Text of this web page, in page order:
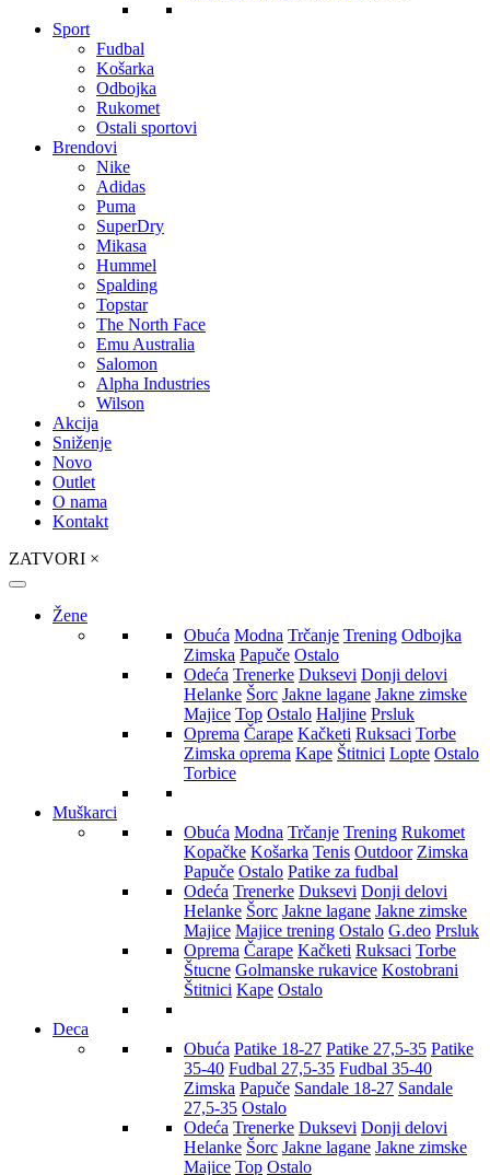
Sport
Fudbal
Košarka
Odbojka
Rukomet
Ostali sportovi
Brendovi
Nike
Adidas
Puma
SuperDry
Mikasa
Hummel
Spalding
Topstar
The North Face
Emu Australia
Salomon
Alpha Industries
Wilson
Akcija
Sniženje
Novo
Outlet
O nama
Kontakt
ZATVORI ×
Žene
Obuća Modna Trčanje Trening Odbojka
Zimska Papuče Ostalo
Odeća Trenerke Duksevi Donji delovi
Helanke Šorc Jakne lagane Jakne zimske
Majice Top Ostalo Haljine Prsluk
Oprema Čarape Kačketi Ruksaci Torbe
Zimska oprema Kape Štitnici Lopte Ostalo
Torbice
Muškarci
Obuća Modna Trčanje Trening Rukomet
Kopačke Košarka Tenis Outdoor Zimska
Papuče Ostalo Patike za fudbal
Odeća Trenerke Duksevi Donji delovi
Helanke Šorc Jakne lagane Jakne zimske
Majice Majice trening Ostalo G.deo Prsluk
Oprema Čarape Kačketi Ruksaci Torbe
Štucne Golmanske rukavice Kostobrani
Štitnici Kape Ostalo
Deca
Obuća Patike 18-27 Patike 27,5-35 Patike
35-40 Fudbal 27,5-35 Fudbal 35-40
Zimska Papuče Sandale 18-27 Sandale
27,5-35 Ostalo
Odeća Trenerke Duksevi Donji delovi
Helanke Šorc Jakne lagane Jakne zimske
Majice Top Ostalo